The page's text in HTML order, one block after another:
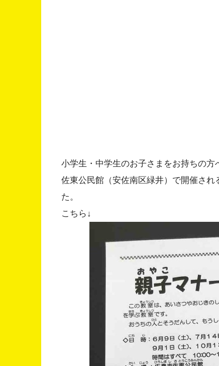
小学生・中学生のお子さまをお持ちの方
佐東公民館（安佐南区緑井）で開催さ
た。
こちら↓